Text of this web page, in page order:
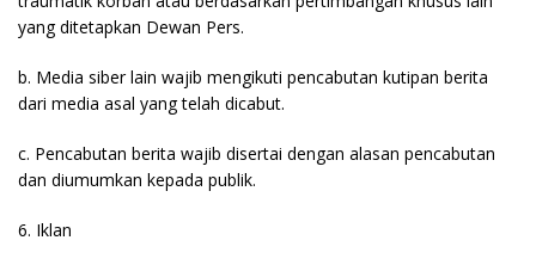
yang ditetapkan Dewan Pers.
b. Media siber lain wajib mengikuti pencabutan kutipan berita
dari media asal yang telah dicabut.
c. Pencabutan berita wajib disertai dengan alasan pencabutan
dan diumumkan kepada publik.
6. Iklan